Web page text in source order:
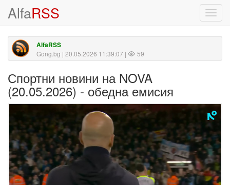
AlfaRSS
AlfaRSS
Gong.bg | 20.05.2026 11:39:07 | 59
Спортни новини на NOVA
(20.05.2026) - обедна емисия